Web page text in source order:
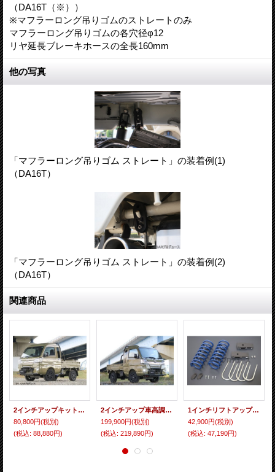
（DA16T（※））
※マフラーロング吊りゴムのストレートのみ
マフラーロング吊りゴムの各穴径φ12
リヤ延長ブレーキホースの全長160mm
他の写真
「マフラーロング吊りゴム ストレート」の装着例(1)
（DA16T）
「マフラーロング吊りゴム ストレート」の装着例(2)
（DA16T）
関連商品
2インチアップキット タイプＳ ハイゼットトラック／ジャンボ(S500P/S510P)用
80,800円(税別)
(税込: 88,880円)
2インチアップ車高調キット ハイゼットトラック／ジャンボ(S500P/S510P)用
199,900円(税別)
(税込: 219,890円)
1インチリフトアップ スプリング&ブロックキット ハイゼットトラック／ジャンボ(S500P/S510P)用
42,900円(税別)
(税込: 47,190円)